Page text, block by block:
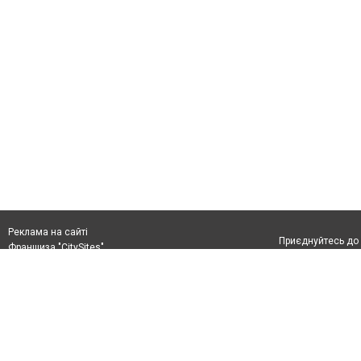
Реклама на сайті
Франшиза "CitySites"
Приєднуйтесь до